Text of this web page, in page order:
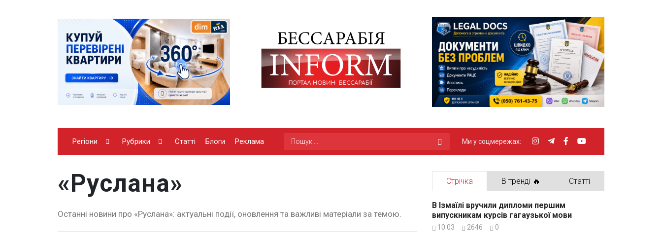
Регіони Рубрики Статті Блоги Реклама Ми у соцмережах:
«Руслана»
Останні новини про «Руслана»: актуальні події, оновлення та важливі матеріали за темою.
Стрічка В тренді 🔥 Статті
В Ізмаїлі вручили дипломи першим
випускникам курсів гагаузької мови
10:03 2646 0